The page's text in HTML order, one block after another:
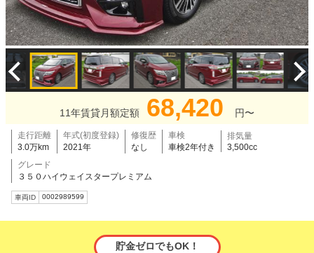
11年賃貸月額定額 68,420 円〜
走行距離
3.0万km
年式(初度登録)
2021年
修復歴
なし
車検
車検2年付き
排気量
3,500cc
グレード
３５０ハイウェイスタープレミアム
車両ID 0002989599
貯金ゼロでもOK！